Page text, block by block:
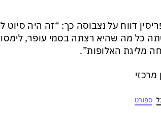
דווח על נצבוסה כך: “זה היה סיוט
כל מה שהיא רצתה בסמי עופר,
מליגת האלופות”.
מרכזי
ספורט